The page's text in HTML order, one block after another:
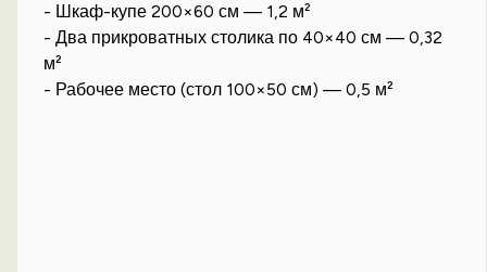
- Шкаф-купе 200×60 см — 1,2 м²
- Два прикроватных столика по 40×40 см — 0,32
м²
- Рабочее место (стол 100×50 см) — 0,5 м²